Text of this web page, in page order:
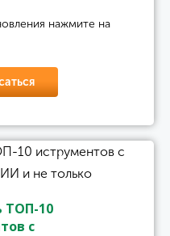
нажмите на
ТОП-10
с